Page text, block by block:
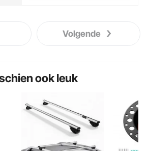
Volgende
ook leuk